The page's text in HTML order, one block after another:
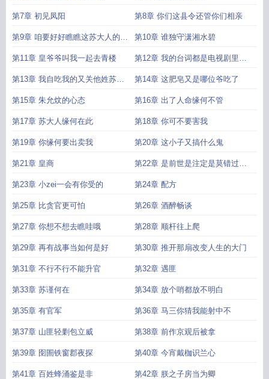
第7章 初见凤阳 第8章 你们这县令还管你们相亲
第9章 咱要好好瞧瞧这苏大人的嘴
脸
第10章 谁独守潇湘水碧
第11章 皇爷爷叫我一起去青楼 第12章 我的台词都是电视剧里反
派的台词
第13章 我自吃我的又关他姓苏的
什么事
第14章 这肥皂又是哪位爷吃了
第15章 朱允炆的心态 第16章 出了人命缘何不管
第17章 苏大人缘何在此 第18章 你可不要害我
第19章 你缘何要出卖我 第20章 这小子又搞什么鬼
第21章 皇商 第22章 是前世是注定是莫错过姻
缘
第23章 小zei一会有你受的 第24章 配方
第25章 比贪官更可怕 第26章 酒醉畅谈
第27章 你想不想去瞧哇哦 第28章 顺杆往上爬
第29章 再有战事当如何是好 第30章 推开那扇改变人生的大门
第31章 不行不行不能升官 第32章 遇匪
第33章 苏谨何在 第34章 放个哨都放不明白
第35章 有官军 第36章 马三你猜我能射中不
第37章 山匪轻剿包立威 第38章 前作京观后被拿
第39章 囹圄铁窗郡夜探 第40章 今宵戴枷识兰心
第41章 百姓蜂涌鉴是非 第42章 朕之子房当为卿